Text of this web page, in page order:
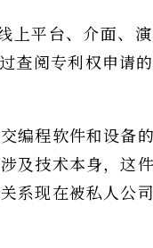
平台、介面、
阅专利权申请
编程软件和设备
及技术本身，这
系现在被私人公